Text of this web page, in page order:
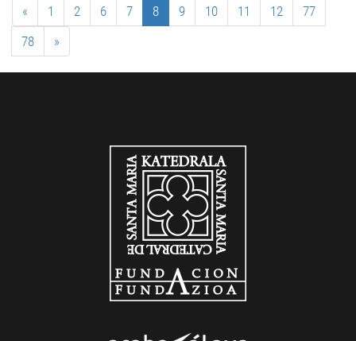
« 1 2 6 7 8 9 10 11 12
77
78
»